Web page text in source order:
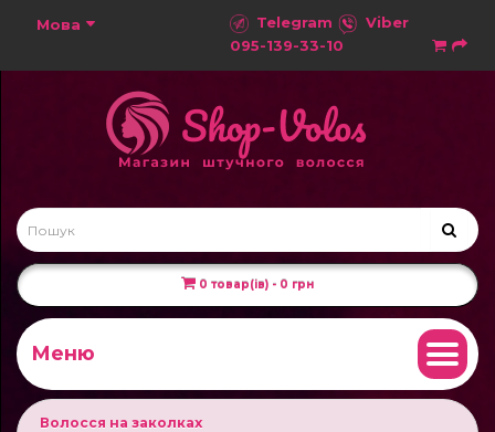
Мова Telegram
Viber
095-139-33-10
0 товар(ів) - 0 грн
Меню
Волосся на заколках